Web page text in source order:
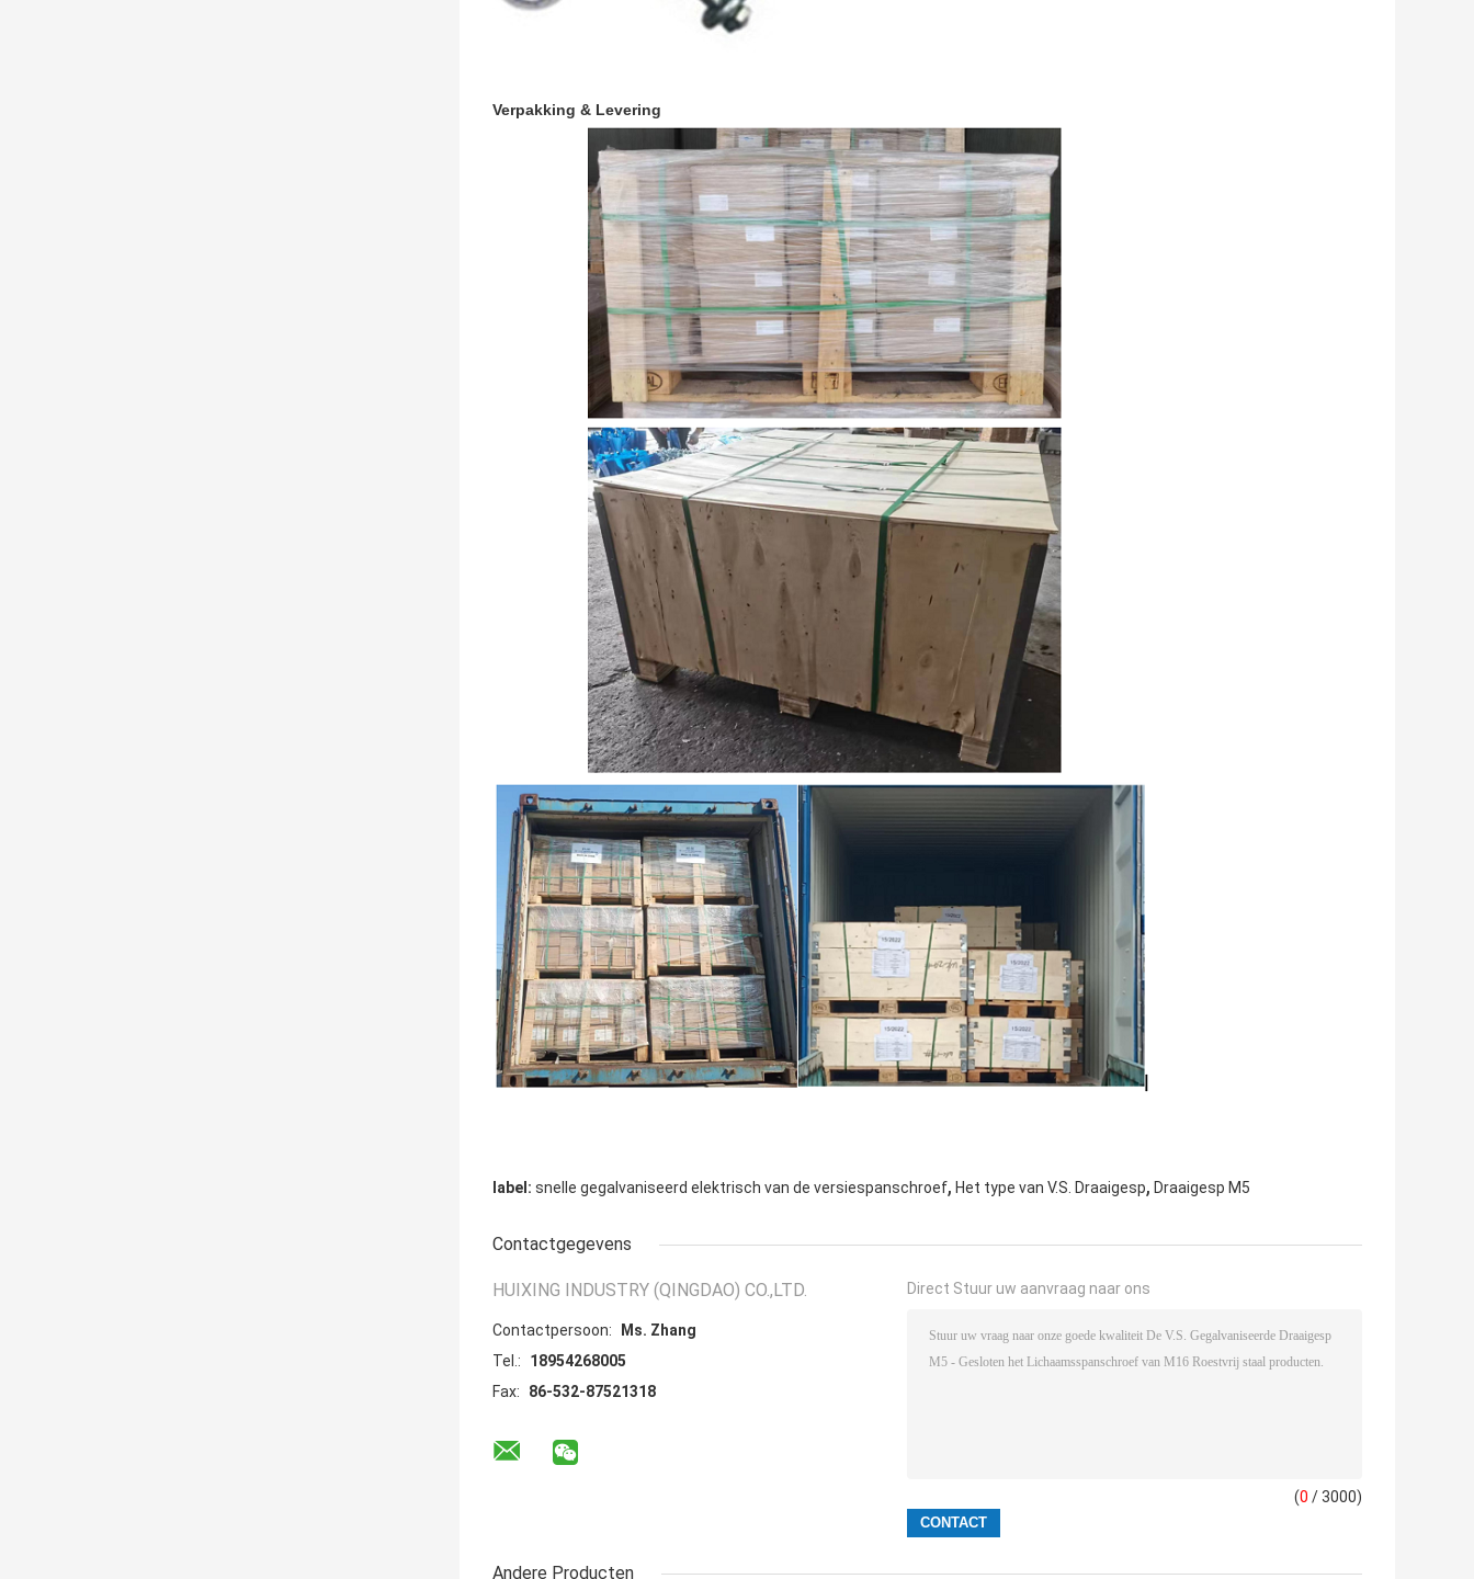
Verpakking & Levering
label: snelle gegalvaniseerd elektrisch van de versiespanschroef, Het type van V.S. Draaigesp, Draaigesp M5
Contactgegevens
HUIXING INDUSTRY (QINGDAO) CO.,LTD.
Contactpersoon:
Ms. Zhang
Tel.:
18954268005
Fax:
86-532-87521318
Direct Stuur uw aanvraag naar ons
(0 / 3000)
Andere Producten